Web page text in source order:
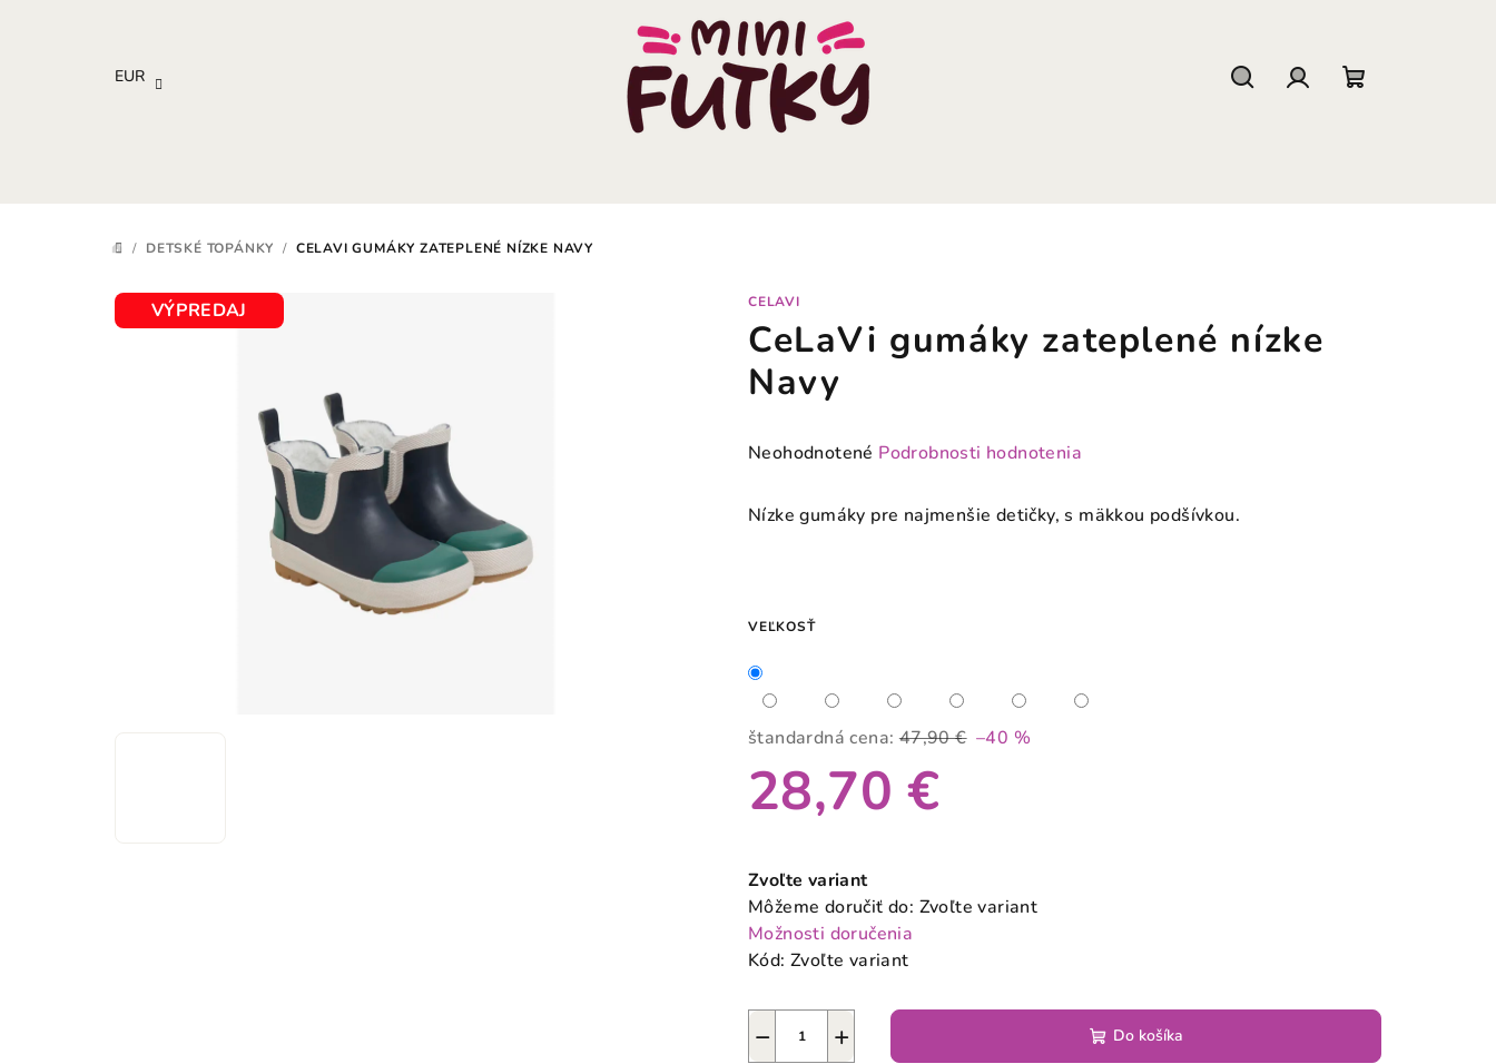
EUR
DOMOV
/ DETSKÉ TOPÁNKY / CELAVI GUMÁKY ZATEPLENÉ NÍZKE NAVY
CELAVI
CeLaVi gumáky zateplené nízke
Navy
Priemerné
produktu
hviezdičiek.
Neohodnotené Podrobnosti hodnotenia
Nízke gumáky pre najmenšie detičky, s mäkkou podšívkou.
VEĽKOSŤ
štandardná cena: 47,90 € –40 %
28,70 €
cena:
Zvoľte variant
Môžeme doručiť do: Zvoľte variant
Možnosti doručenia
Kód: Zvoľte variant
+
− Do košíka
VÝPREDAJ